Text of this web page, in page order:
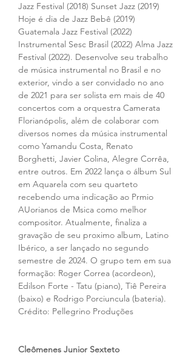
Jazz Festival (2018) Sunset Jazz (2019)
Hoje é dia de Jazz Bebê (2019)
Guatemala Jazz Festival (2022)
Instrumental Sesc Brasil (2022) Alma Jazz
Festival (2022). Desenvolve seu trabalho
de música instrumental no Brasil e no
exterior, vindo a ser convidado no ano
de 2021 para ser solista em mais de 40
concertos com a orquestra Camerata
Florianópolis, além de colaborar com
diversos nomes da música instrumental
como Yamandu Costa, Renato
Borghetti, Javier Colina, Alegre Corrêa,
entre outros. Em 2022 lança o álbum Sul
em Aquarela com seu quarteto
recebendo uma indicação ao Prmio
AUorianos de Msica como melhor
compositor. Atualmente, finaliza a
gravação de seu proximo album, Latino
Ibérico, a ser lançado no segundo
semestre de 2024. O grupo tem em sua
formação: Roger Correa (acordeon),
Edilson Forte - Tatu (piano), Tiê Pereira
(baixo) e Rodrigo Porciuncula (bateria).
Crédito: Pellegrino Produções
Cleômenes Junior Sexteto